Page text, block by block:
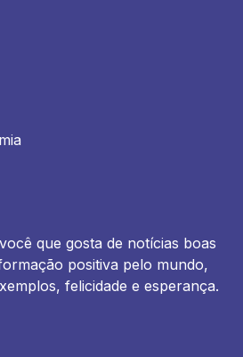
que gosta de notícias boas
positiva pelo mundo,
felicidade e esperança.